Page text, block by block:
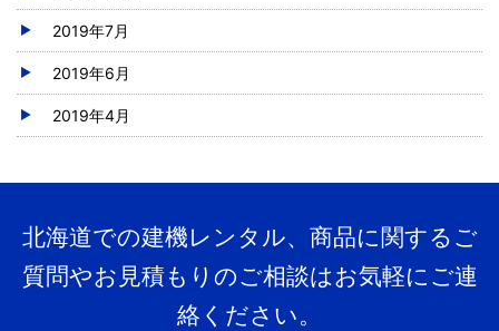
2019年7月
2019年6月
2019年4月
北海道での建機レンタル、商品に関するご
質問やお見積もりのご相談はお気軽にご連
絡ください。